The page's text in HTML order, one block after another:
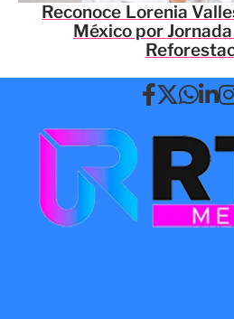
Reconoce Lorenia
México por